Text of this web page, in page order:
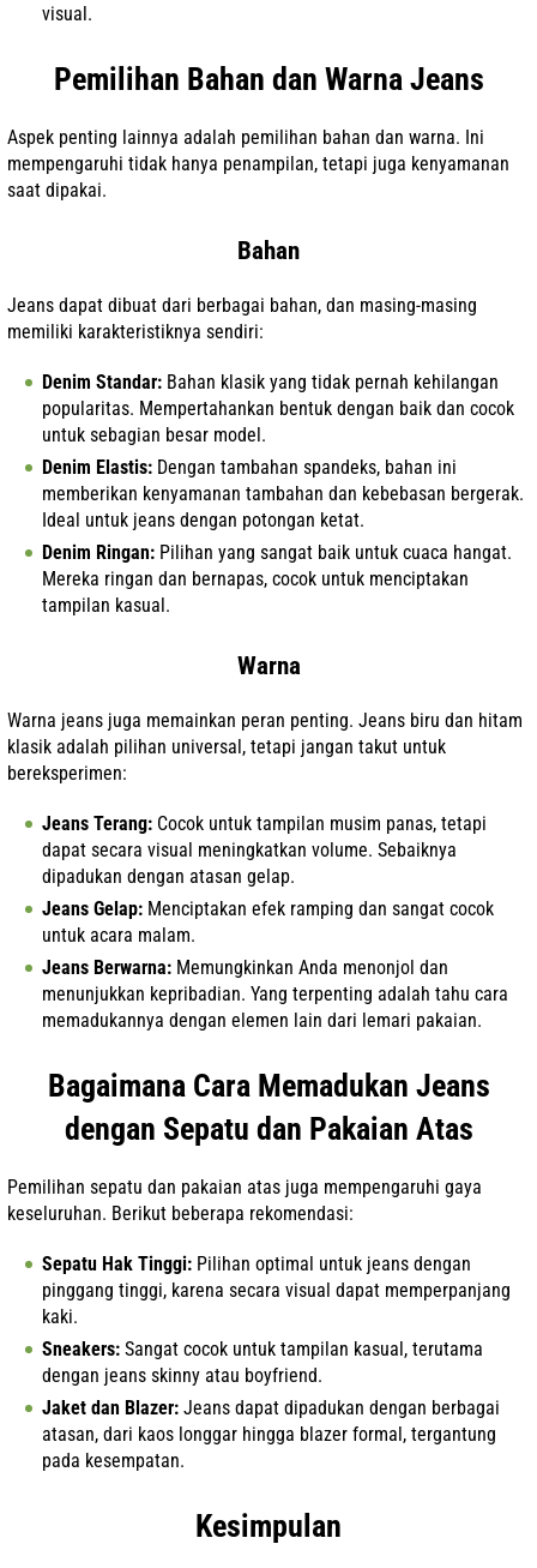
visual.
Pemilihan Bahan dan Warna Jeans
Aspek penting lainnya adalah pemilihan bahan dan warna. Ini
mempengaruhi tidak hanya penampilan, tetapi juga kenyamanan
saat dipakai.
Bahan
Jeans dapat dibuat dari berbagai bahan, dan masing-masing
memiliki karakteristiknya sendiri:
Denim Standar: Bahan klasik yang tidak pernah kehilangan
popularitas. Mempertahankan bentuk dengan baik dan cocok
untuk sebagian besar model.
Denim Elastis: Dengan tambahan spandeks, bahan ini
memberikan kenyamanan tambahan dan kebebasan bergerak.
Ideal untuk jeans dengan potongan ketat.
Denim Ringan: Pilihan yang sangat baik untuk cuaca hangat.
Mereka ringan dan bernapas, cocok untuk menciptakan
tampilan kasual.
Warna
Warna jeans juga memainkan peran penting. Jeans biru dan hitam
klasik adalah pilihan universal, tetapi jangan takut untuk
bereksperimen:
Jeans Terang: Cocok untuk tampilan musim panas, tetapi
dapat secara visual meningkatkan volume. Sebaiknya
dipadukan dengan atasan gelap.
Jeans Gelap: Menciptakan efek ramping dan sangat cocok
untuk acara malam.
Jeans Berwarna: Memungkinkan Anda menonjol dan
menunjukkan kepribadian. Yang terpenting adalah tahu cara
memadukannya dengan elemen lain dari lemari pakaian.
Bagaimana Cara Memadukan Jeans
dengan Sepatu dan Pakaian Atas
Pemilihan sepatu dan pakaian atas juga mempengaruhi gaya
keseluruhan. Berikut beberapa rekomendasi:
Sepatu Hak Tinggi: Pilihan optimal untuk jeans dengan
pinggang tinggi, karena secara visual dapat memperpanjang
kaki.
Sneakers: Sangat cocok untuk tampilan kasual, terutama
dengan jeans skinny atau boyfriend.
Jaket dan Blazer: Jeans dapat dipadukan dengan berbagai
atasan, dari kaos longgar hingga blazer formal, tergantung
pada kesempatan.
Kesimpulan